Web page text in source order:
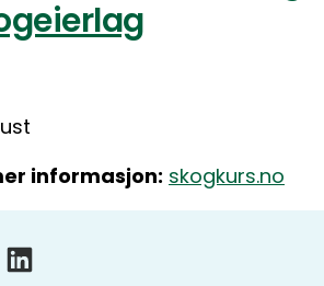
informasjon: skogkurs.no